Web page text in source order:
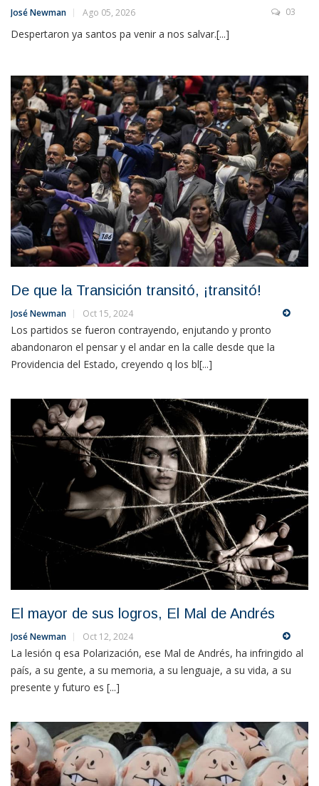
José Newman Ago 05, 2026 03
Despertaron ya santos pa venir a nos salvar.[...]
De que la Transición transitó, ¡transitó!
José Newman Oct 15, 2024
Los partidos se fueron contrayendo, enjutando y pronto
abandonaron el pensar y el andar en la calle desde que la
Providencia del Estado, creyendo q los bl[...]
El mayor de sus logros, El Mal de Andrés
José Newman Oct 12, 2024
La lesión q esa Polarización, ese Mal de Andrés, ha infringido al
país, a su gente, a su memoria, a su lenguaje, a su vida, a su
presente y futuro es [...]